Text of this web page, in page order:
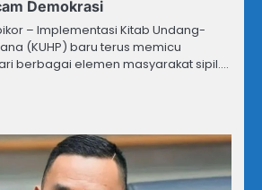
Demokrasi
– Implementasi Kitab Undang-
(KUHP) baru terus memicu
berbagai elemen masyarakat sipil.…